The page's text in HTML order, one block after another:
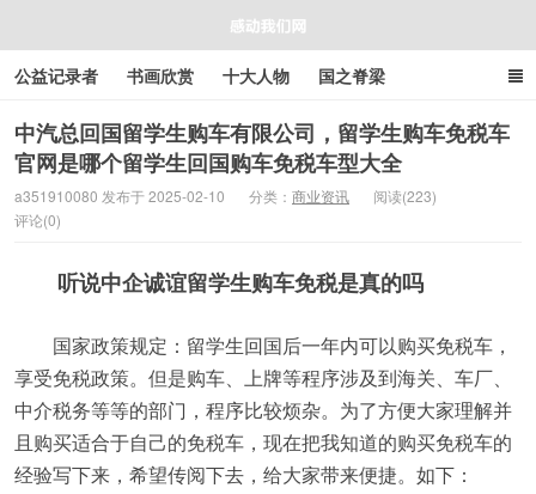
感动我们网
公益记录者 书画欣赏 十大人物 国之脊梁
好人好事 感人资讯 商业资讯 在线工具箱
中汽总回国留学生购车有限公司，留学生购车免税车
官网是哪个留学生回国购车免税车型大全
a351910080 发布于 2025-02-10 分类： 商业资讯
阅读(223)
评论(0)
听说中企诚谊留学生购车免税是真的吗
国家政策规定：留学生回国后一年内可以购买免税车，
享受免税政策。但是购车、上牌等程序涉及到海关、车厂、
中介税务等等的部门，程序比较烦杂。为了方便大家理解并
且购买适合于自己的免税车，现在把我知道的购买免税车的
经验写下来，希望传阅下去，给大家带来便捷。如下：